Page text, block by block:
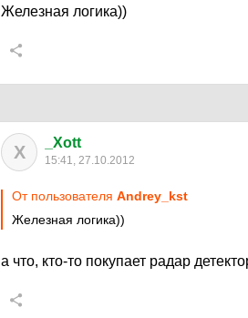
Железная логика))
X _Xott
15:41, 27.10.2012
От пользователя Andrey_kst
Железная логика))
а что, кто-то покупает радар